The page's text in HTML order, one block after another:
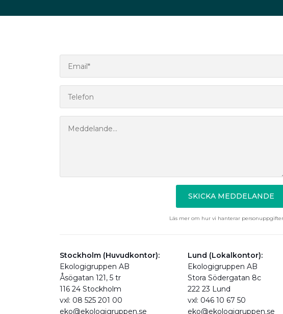
SKICKA MEDDELANDE
Läs mer om hur vi hanterar personuppgifter
Stockholm (Huvudkontor):
Ekologigruppen AB
Åsögatan 121, 5 tr
116 24 Stockholm
vxl: 08 525 201 00
eko@ekologigruppen.se
Lund (Lokalkontor):
Ekologigruppen AB
Stora Södergatan 8c
222 23 Lund
vxl: 046 10 67 50
eko@ekologigruppen.se